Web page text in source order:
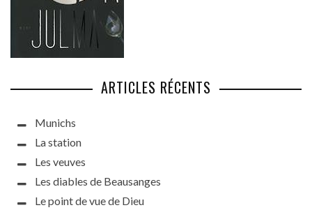
ARTICLES RÉCENTS
Munichs
La station
Les veuves
Les diables de Beausanges
Le point de vue de Dieu